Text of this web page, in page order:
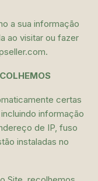
a sua informação
ao visitar ou fazer
certas
informação
de IP, fuso
instaladas no